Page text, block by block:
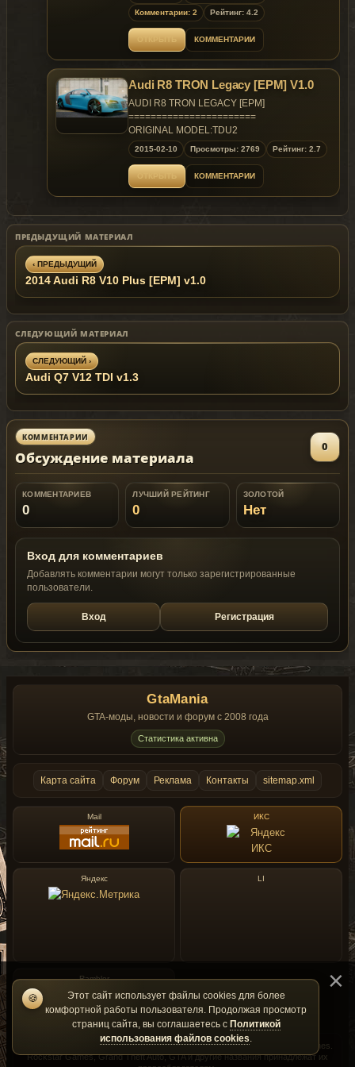
Thanks：GOC Modding Team , YCA Modding
Team & GTA4 Elite Group
Files size:
wtd 1.83M
readme 2.0K Replaces: ingot
Комментарии: 2 Рейтинг: 4.2
КОММЕНТАРИИ
Audi R8 TRON Legacy [EPM] V1.0
AUDI R8 TRON LEGACY [EPM]
=======================
ORIGINAL MODEL:TDU2
AUTHORS:
CONVERTED TO GTA4: kapilb
===================================
FEATURES:
*HD exterior
*HD wheels
*Proper dirt mapping
2015-02-10 Просмотры: 2769 Рейтинг: 2.7
КОММЕНТАРИИ
ПРЕДЫДУЩИЙ МАТЕРИАЛ
‹ ПРЕДЫДУЩИЙ
2014 Audi R8 V10 Plus [EPM] v1.0
СЛЕДУЮЩИЙ МАТЕРИАЛ
СЛЕДУЮЩИЙ ›
Audi Q7 V12 TDI v1.3
КОММЕНТАРИИ
Обсуждение материала
0
КОММЕНТАРИЕВ
0
ЛУЧШИЙ РЕЙТИНГ
0
ЗОЛОТОЙ
Нет
Вход для комментариев
Добавлять комментарии могут только зарегистрированные
пользователи.
Вход Регистрация
GtaMania
GTA-моды, новости и форум с 2008 года
Статистика активна
Карта сайта Форум Реклама Контакты sitemap.xml
Mail ИКС
Яндекс LI
Rambler
GtaMania — фан-сайт и не является официальным сайтом Rockstar Games.
Rockstar Games, Grand Theft Auto, GTA и другие названия принадлежат их
🍪
Этот сайт использует файлы cookies для более
комфортной работы пользователя. Продолжая просмотр
страниц сайта, вы соглашаетесь с Политикой
использования файлов cookies.